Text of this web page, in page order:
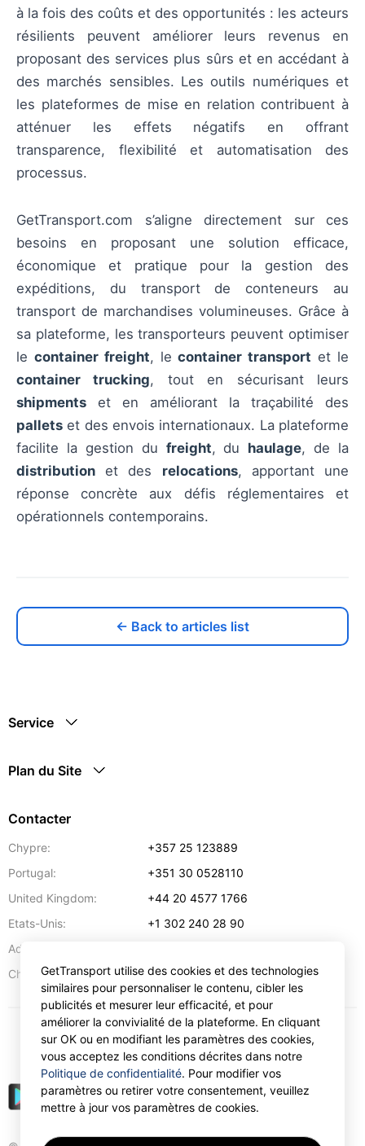
à la fois des coûts et des opportunités : les acteurs
résilients peuvent améliorer leurs revenus en
proposant des services plus sûrs et en accédant à
des marchés sensibles. Les outils numériques et
les plateformes de mise en relation contribuent à
atténuer les effets négatifs en offrant
transparence, flexibilité et automatisation des
processus.
GetTransport.com s’aligne directement sur ces
besoins en proposant une solution efficace,
économique et pratique pour la gestion des
expéditions, du transport de conteneurs au
transport de marchandises volumineuses. Grâce à
sa plateforme, les transporteurs peuvent optimiser
le container freight, lecontainer transport et le
container trucking, tout en sécurisant leurs
shipments et en améliorant la traçabilité des
pallets et des envois internationaux. La plateforme
facilite la gestion du freight, du haulage, de la
distribution et des relocations, apportant une
réponse concrète aux défis réglementaires et
opérationnels contemporains.
← Back to articles list
Service
Plan du Site
Contacter
Chypre:
+357 25 123889
Portugal:
+351 30 0528110
United Kingdom:
+44 20 4577 1766
Etats-Unis:
+1 302 240 28 90
Adresse:
Chypre:
57 Spyrou Kyprianou,Larnaca 6051
EUR
GetTransport utilise des cookies et des technologies
similaires pour personnaliser le contenu, cibler les
publicités et mesurer leur efficacité, et pour
améliorer la convivialité de la plateforme. En cliquant
sur OK ou en modifiant les paramètres des cookies,
vous acceptez les conditions décrites dans notre
Politique de confidentialité. Pour modifier vos
paramètres ou retirer votre consentement, veuillez
mettre à jour vos paramètres de cookies.